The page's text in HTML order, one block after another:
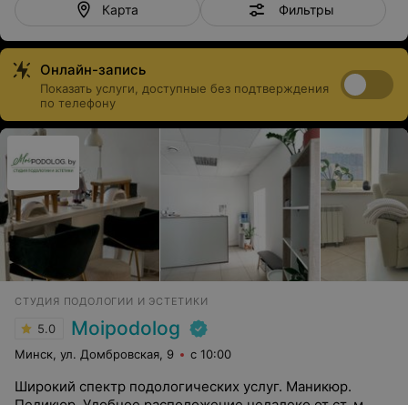
Карта Фильтры
Онлайн-запись
Показать услуги, доступные без подтверждения
по телефону
СТУДИЯ ПОДОЛОГИИ И ЭСТЕТИКИ
5.0 Moipodolog
Минск, ул. Домбровская, 9 с 10:00
Широкий спектр подологических услуг. Маникюр.